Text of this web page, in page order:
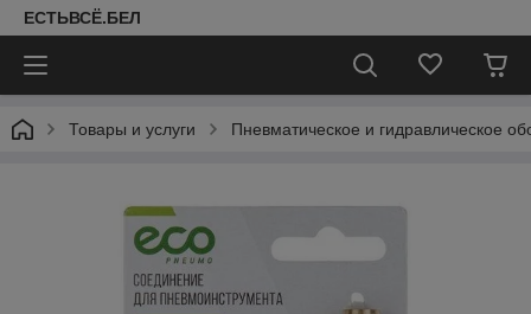
ЕСТЬВСЁ.БЕЛ
Товары и услуги Пневматическое и гидравлическое